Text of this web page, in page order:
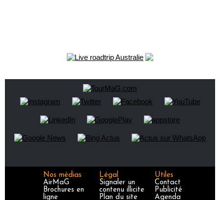
Nos médias
AirMaG
Brochures en
ligne
Légal
Signaler un
contenu illicite
Plan du site
Utiles
Contact
Publicité
Agenda